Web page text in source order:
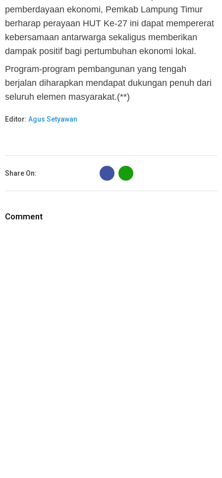
pemberdayaan ekonomi, Pemkab Lampung Timur
berharap perayaan HUT Ke-27 ini dapat mempererat
kebersamaan antarwarga sekaligus memberikan
dampak positif bagi pertumbuhan ekonomi lokal.
Program-program pembangunan yang tengah
berjalan diharapkan mendapat dukungan penuh dari
seluruh elemen masyarakat.(**)
Editor: Agus Setyawan
Share On:
B
Comment